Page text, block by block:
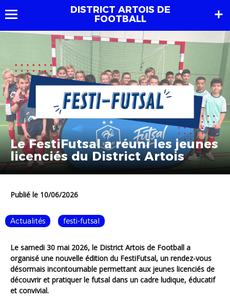
DISTRICT ARTOIS DE
FOOTBALL
Le FestiFutsal a réuni les jeunes
licenciés du District Artois
Publié le 10/06/2026
Actualités festi-futsal
Le samedi 30 mai 2026, le District Artois de Football a
organisé une nouvelle édition du FestiFutsal, un rendez-vous
désormais incontournable permettant aux jeunes licenciés de
découvrir et pratiquer le futsal dans un cadre ludique, éducatif
et convivial.